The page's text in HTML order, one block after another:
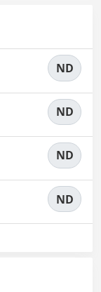
ND
ND
ND
ND